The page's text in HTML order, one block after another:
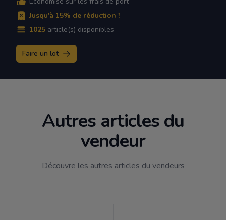
Jusqu'à 15% de réduction !
1025 article(s) disponibles
Faire un lot
Autres articles du
vendeur
Découvre les autres articles du vendeurs